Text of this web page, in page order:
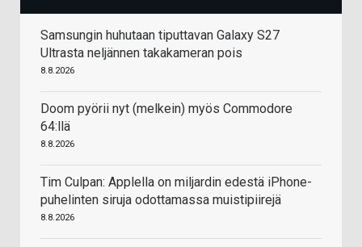
Samsungin huhutaan tiputtavan Galaxy S27
Ultrasta neljännen takakameran pois
8.8.2026
Doom pyörii nyt (melkein) myös Commodore
64:llä
8.8.2026
Tim Culpan: Applella on miljardin edestä iPhone-
puhelinten siruja odottamassa muistipiirejä
8.8.2026